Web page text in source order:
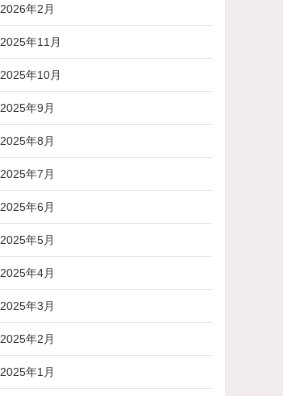
2026年2月
2025年11月
2025年10月
2025年9月
2025年8月
2025年7月
2025年6月
2025年5月
2025年4月
2025年3月
2025年2月
2025年1月